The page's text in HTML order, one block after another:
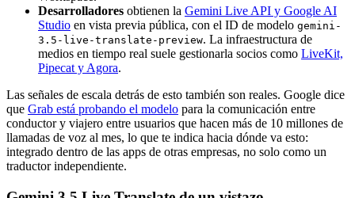
Desarrolladores obtienen la Gemini Live API y Google AI
Studio en vista previa pública, con el ID de modelo gemini-
3.5-live-translate-preview. La infraestructura de
medios en tiempo real suele gestionarla socios como LiveKit,
Pipecat y Agora.
Las señales de escala detrás de esto también son reales. Google dice
que Grab está probando el modelo para la comunicación entre
conductor y viajero entre usuarios que hacen más de 10 millones de
llamadas de voz al mes, lo que te indica hacia dónde va esto:
integrado dentro de las apps de otras empresas, no solo como un
traductor independiente.